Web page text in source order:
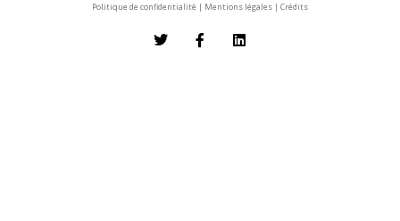
Politique de confidentialité | Mentions légales | Crédits